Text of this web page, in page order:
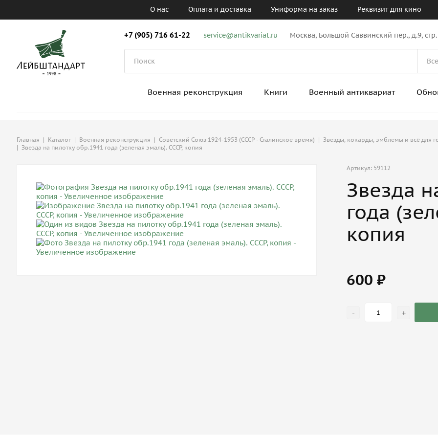
О нас Оплата и доставка Униформа на заказ Реквизит для кино
+7 (905) 716 61-22 service@antikvariat.ru Москва, Большой Саввинский пер., д.9,
Военная реконструкция Книги Военный антиквариат
Главная | Каталог | Военная реконструкция | Советский Союз 1924-1953 (СССР - Сталинское время) | Звезды, кокарды, эмблемы и всё для
| Звезда на пилотку обр.1941 года (зеленая эмаль). СССР, копия
Артикул: 59112
Звезда
года
копия
600 ₽
- +